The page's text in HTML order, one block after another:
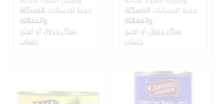
فقط للحسابات المسجّلة
والمفعّلة.
سجّل دخول أو افتح
حساب.
فقط للحسابات المسجّلة
والمفعّلة.
سجّل دخول أو افتح
حساب.